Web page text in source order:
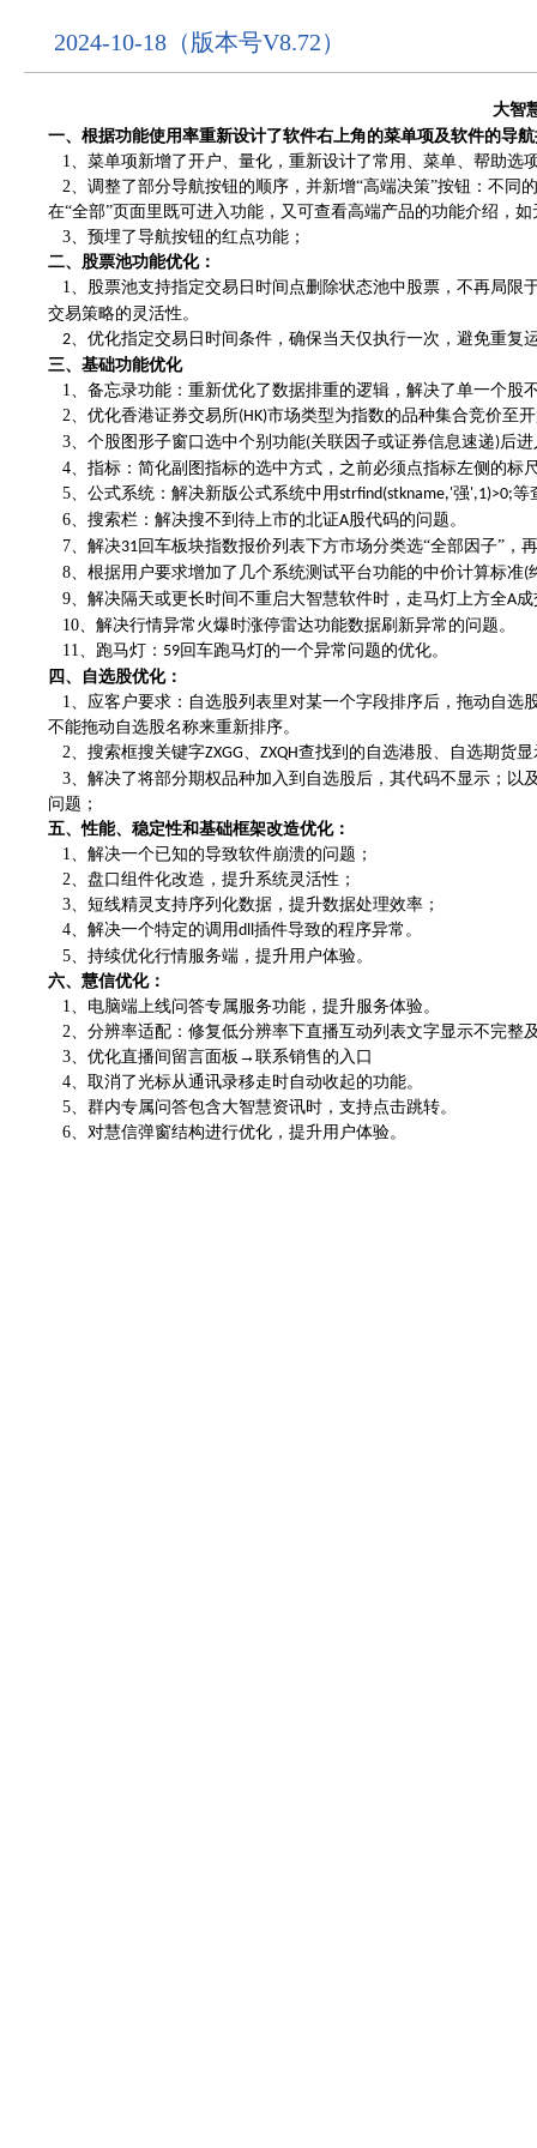
2024-10-18（版本号V8.72）
大智
一、 根据功能使用率重新设计了软件右上角的菜单项及软件的导
1、 菜单项新增了开户、量化，重新设计了常用、菜单、帮助选
2、 调整了部分导航按钮的顺序， 并新增“高端决策”按钮 ： 不同
在“全部”页面里既可进入功能，又可查看高端产品的功能介绍 ，
3、 预埋了导航按钮的红点功能；
二、 股票池功能优化：
1、 股票池支持指定交易日时间点删除状态池中股票，不再局限
交易策略的灵活性。
2、 优化指定交易日时间条件，确保当天仅执行一次，避免重复
三、 基础功能优化
1、 备忘录功能：重新优化了数据排重的逻辑，解决了单一个股
2、 优化香港证券交易所(HK)市场类型为指数的品种集合竞价至
3、 个股图形子窗口选中个别功能(关联因子或证券信息速递)后
4、 指标：简化副图指标的选中方式，之前必须点指标左侧的标
5、 公式系统：解决新版公式系统中用strfind(stkname,'强',1)>0;等
6、 搜索栏：解决搜不到待上市的北证A股代码的问题。
7、 解决31回车板块指数报价列表下方市场分类选“全部因子”，
8、 根据用户要求增加了几个系统测试平台功能的中价计算标准(
9、 解决隔天或更长时间不重启大智慧软件时，走马灯上方全A
10、 解决行情异常火爆时涨停雷达功能数据刷新异常的问题。
11、 跑马灯： 59回车跑马灯的一个异常问题的优化。
四、
自选股优化：
1、 应客户要求：自选股列表里对某一个字段排序后，拖动自
不能拖动自选股名称来重新排序。
2、 搜索框搜关键字ZXGG、 ZXQH查找到的自选港股、自选期货显
3、 解决了将部分期权品种加入到自选股后，其代码不显示；
问题；
五、性能、稳定性和基础框架改造优化：
1、 解决一个已知的导致软件崩溃的问题；
2、 盘口组件化改造，提升系统灵活性；
3、 短线精灵支持序列化数据，提升数据处理效率；
4、 解决一个特定的调用dll插件导致的程序异常。
5、 持续优化行情服务端，提升用户体验。
六、 慧信优化：
1、 电脑端上线问答专属服务功能，提升服务体验。
2、 分辨率适配：修复低分辨率下直播互动列表文字显示不完整
3、 优化直播间留言面板 →联系销售的入口
4、 取消了光标从通讯录移走时自动收起的功能。
5、 群内专属问答包含大智慧资讯时，支持点击跳转。
6、 对慧信弹窗结构进行优化，提升用户体验。